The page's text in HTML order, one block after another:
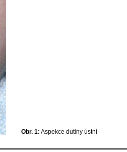
Obr. 1: Aspekce dutiny ústní